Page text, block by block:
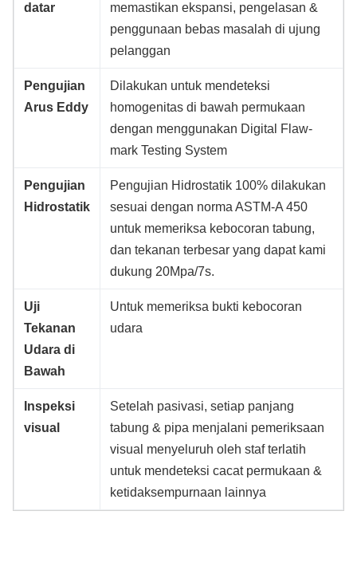
datar
memastikan ekspansi, pengelasan &
penggunaan bebas masalah di ujung
pelanggan
Pengujian
Arus Eddy
Dilakukan untuk mendeteksi
homogenitas di bawah permukaan
dengan menggunakan Digital Flaw-
mark Testing System
Pengujian
Hidrostatik
Pengujian Hidrostatik 100% dilakukan
sesuai dengan norma ASTM-A 450
untuk memeriksa kebocoran tabung,
dan tekanan terbesar yang dapat kami
dukung 20Mpa/7s.
Uji
Tekanan
Udara di
Bawah
Untuk memeriksa bukti kebocoran
udara
Inspeksi
visual
Setelah pasivasi, setiap panjang
tabung & pipa menjalani pemeriksaan
visual menyeluruh oleh staf terlatih
untuk mendeteksi cacat permukaan &
ketidaksempurnaan lainnya